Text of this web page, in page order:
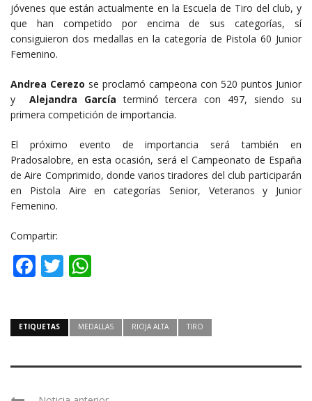
jóvenes que están actualmente en la Escuela de Tiro del club, y
que han competido por encima de sus categorías, sí
consiguieron dos medallas en la categoría de Pistola 60 Junior
Femenino.
Andrea Cerezo se proclamó campeona con 520 puntos Junior
y Alejandra García terminó tercera con 497, siendo su
primera competición de importancia.
El próximo evento de importancia será también en
Pradosalobre, en esta ocasión, será el Campeonato de España
de Aire Comprimido, donde varios tiradores del club participarán
en Pistola Aire en categorías Senior, Veteranos y Junior
Femenino.
Compartir:
Facebook
Twitter
ETIQUETAS MEDALLAS RIOJA ALTA TIRO